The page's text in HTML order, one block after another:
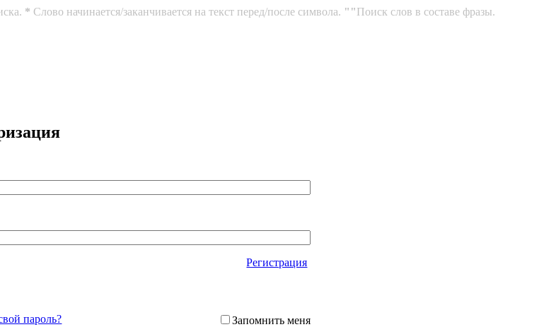
* Слово начинается/заканчивается на текст перед/после символа. ""Поиск слов в составе фразы.
Регистрация
пароль? Запомнить меня